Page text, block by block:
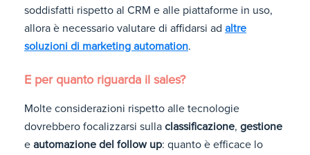
soddisfatti rispetto al CRM e alle piattaforme in uso,
allora è necessario valutare di affidarsi ad altre
soluzioni di marketing automation.
E per quanto riguarda il sales?
Molte considerazioni rispetto alle tecnologie
dovrebbero focalizzarsi sulla classificazione, gestione
e automazione del follow up: quanto è efficace lo